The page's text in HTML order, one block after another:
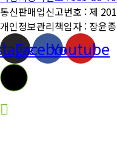
통신판매업신고번호 : 제
개인정보관리책임자 : 장윤종
FacebookYoutube